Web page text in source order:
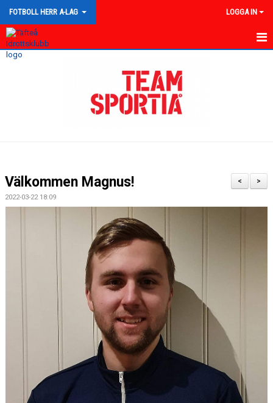
FOTBOLL HERR A-LAG LOGGA IN
HEM
BILDGALLERI
DIV 2 NORRLAND HÖST UPPFLYTTNING 2026
>
<
Välkommen Magnus!
2022-03-22 18:09